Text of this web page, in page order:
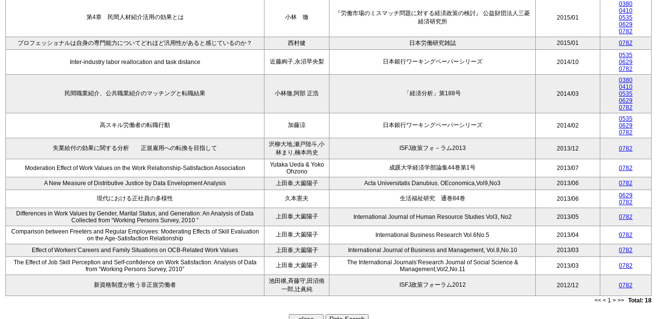
第4章 民間人材紹介活用の効果とは 小林 徹
『労働市場のミスマッチ問題に対する経済政策の検討』 公益財団法人三菱
経済研究所
2015/01
0380
0410
0535
0629
0782
プロフェッショナルは自身の専門能力についてどれほど汎用性があると感じているのか？
西村健 日本労働研究雑誌 2015/01 0782
Inter-industry labor reallocation and task distance 近藤絢子,永沼早央梨 日本銀行ワーキングペーパーシリーズ 2014/10
0535
0629
0782
民間職業紹介、公共職業紹介のマッチングと転職結果 小林徹,阿部 正浩 「経済分析」第188号 2014/03
0380
0410
0535
0629
0782
高スキル労働者の転職行動 加藤涼 日本銀行ワーキングペーパーシリーズ 2014/02
0535
0629
0782
失業給付の効果に関する分析 正規雇用への転換を目指して
沢柳大地,瀬戸陸斗,小
林まり,楠本尚史
ISFJ政策フォ－ラム2013 2013/12 0782
Moderation Effect of Work Values on the Work Relationship-Satisfaction Association
Yutaka Ueda & Yoko
Ohzono
成蹊大学経済学部論集44巻第1号 2013/07 0782
A New Measure of Distributive Justice by Data Envelopment Analysis 上田泰,大薗陽子 Acta Universitatis Danubius. OEconomica,Vol9,No3 2013/06 0782
現代における正社員の多様性 久本憲夫 生活福祉研究 通巻84巻 2013/06
0629
0782
Differences in Work Values by Gender, Marital Status, and Generation: An Analysis of Data
Collected from “Working Persons Survey, 2010 ”
上田泰,大薗陽子 International Journal of Human Resource Studies Vol3, No2 2013/05 0782
Comparison between Freeters and Regular Employees: Moderating Effects of Skill Evaluation
on the Age-Satisfaction Relationship
上田泰,大薗陽子 International Business Research Vol.6No.5 2013/04 0782
Effect of Workers’Careers and Family Situations on OCB-Related Work Values 上田泰,大薗陽子 International Journal of Business and Management, Vol.8,No.10 2013/03
0782
The Effect of Job Skill Perception and Self-confidence on Work Satisfaction: Analysis of Data
from “Working Persons Survey, 2010”
上田泰,大薗陽子
The International Journals’Research Journal of Social Science &
Management,Vol2,No.11
2013/03 0782
新資格制度が救う非正規労働者
池田穣,斉藤守,田沼侑
一郎,辻眞純
ISFJ政策フォーラム2012 2012/12 0782
<< < 1 > >> Total: 18